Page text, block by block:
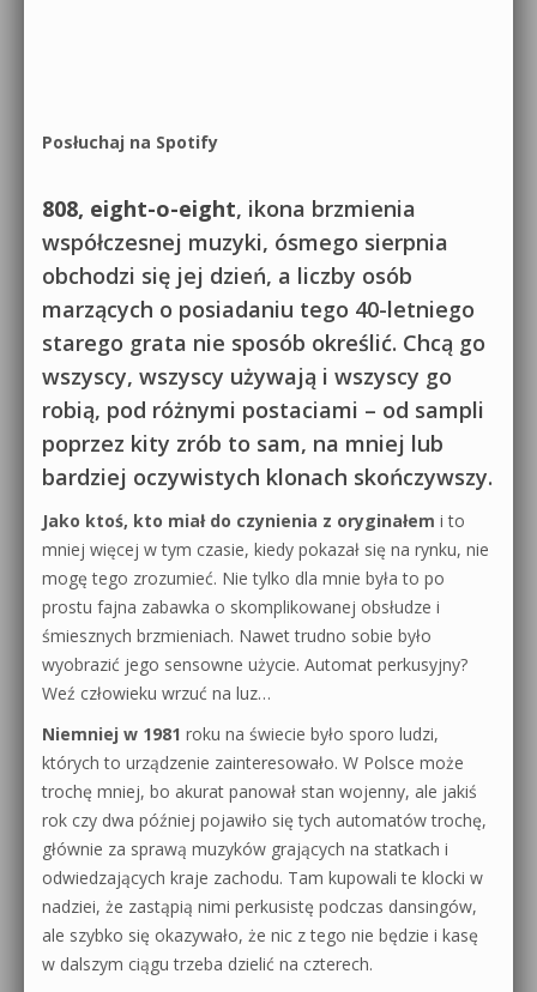
Posłuchaj na Spotify
808, eight-o-eight, ikona brzmienia
współczesnej muzyki, ósmego sierpnia
obchodzi się jej dzień, a liczby osób
marzących o posiadaniu tego 40-letniego
starego grata nie sposób określić. Chcą go
wszyscy, wszyscy używają i wszyscy go
robią, pod różnymi postaciami – od sampli
poprzez kity zrób to sam, na mniej lub
bardziej oczywistych klonach skończywszy.
Jako ktoś, kto miał do czynienia z oryginałem i to
mniej więcej w tym czasie, kiedy pokazał się na rynku, nie
mogę tego zrozumieć. Nie tylko dla mnie była to po
prostu fajna zabawka o skomplikowanej obsłudze i
śmiesznych brzmieniach. Nawet trudno sobie było
wyobrazić jego sensowne użycie. Automat perkusyjny?
Weź człowieku wrzuć na luz…
Niemniej w 1981 roku na świecie było sporo ludzi,
których to urządzenie zainteresowało. W Polsce może
trochę mniej, bo akurat panował stan wojenny, ale jakiś
rok czy dwa później pojawiło się tych automatów trochę,
głównie za sprawą muzyków grających na statkach i
odwiedzających kraje zachodu. Tam kupowali te klocki w
nadziei, że zastąpią nimi perkusistę podczas dansingów,
ale szybko się okazywało, że nic z tego nie będzie i kasę
w dalszym ciągu trzeba dzielić na czterech.